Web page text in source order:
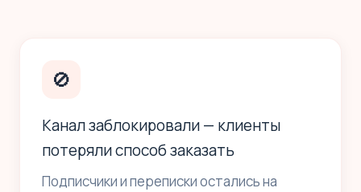
🚫
Канал заблокировали — клиенты
потеряли способ заказать
Подписчики и переписки остались на